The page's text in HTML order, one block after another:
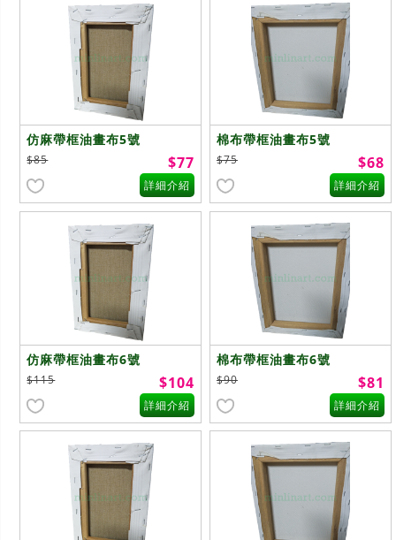
仿麻帶框油畫布5號
$85 $77
詳細介紹
棉布帶框油畫布5號
$75 $68
詳細介紹
仿麻帶框油畫布6號
$115 $104
詳細介紹
棉布帶框油畫布6號
$90 $81
詳細介紹